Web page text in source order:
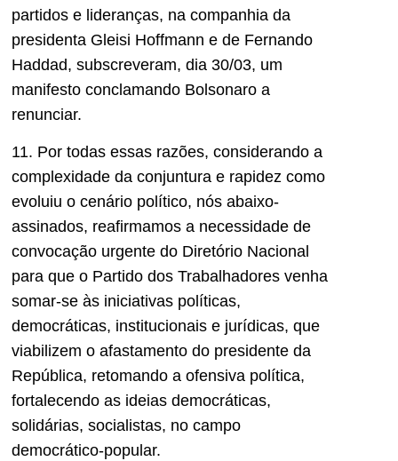
partidos e lideranças, na companhia da
presidenta Gleisi Hoffmann e de Fernando
Haddad, subscreveram, dia 30/03, um
manifesto conclamando Bolsonaro a
renunciar.
11. Por todas essas razões, considerando a
complexidade da conjuntura e rapidez como
evoluiu o cenário político, nós abaixo-
assinados, reafirmamos a necessidade de
convocação urgente do Diretório Nacional
para que o Partido dos Trabalhadores venha
somar-se às iniciativas políticas,
democráticas, institucionais e jurídicas, que
viabilizem o afastamento do presidente da
República, retomando a ofensiva política,
fortalecendo as ideias democráticas,
solidárias, socialistas, no campo
democrático-popular.